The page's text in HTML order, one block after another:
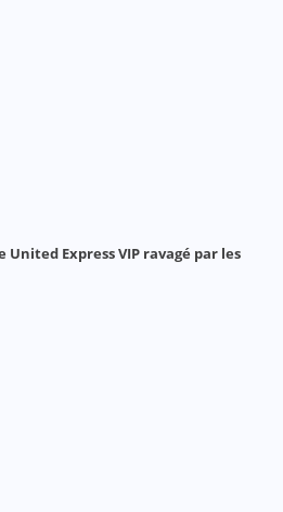
United Express VIP ravagé par les